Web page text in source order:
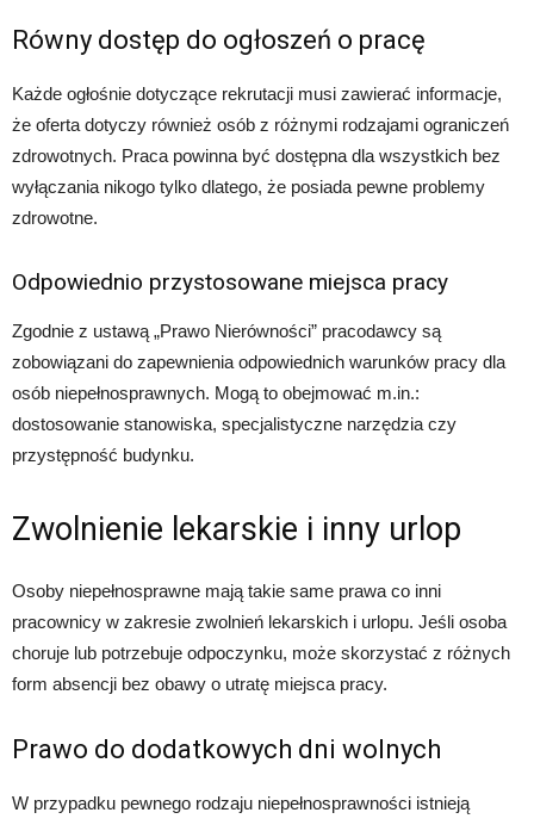
Równy dostęp do ogłoszeń o pracę
Każde ogłośnie dotyczące rekrutacji musi zawierać informacje,
że oferta dotyczy również osób z różnymi rodzajami ograniczeń
zdrowotnych. Praca powinna być dostępna dla wszystkich bez
wyłączania nikogo tylko dlatego, że posiada pewne problemy
zdrowotne.
Odpowiednio przystosowane miejsca pracy
Zgodnie z ustawą „Prawo Nierówności” pracodawcy są
zobowiązani do zapewnienia odpowiednich warunków pracy dla
osób niepełnosprawnych. Mogą to obejmować m.in.:
dostosowanie stanowiska, specjalistyczne narzędzia czy
przystępność budynku.
Zwolnienie lekarskie i inny urlop
Osoby niepełnosprawne mają takie same prawa co inni
pracownicy w zakresie zwolnień lekarskich i urlopu. Jeśli osoba
choruje lub potrzebuje odpoczynku, może skorzystać z różnych
form absencji bez obawy o utratę miejsca pracy.
Prawo do dodatkowych dni wolnych
W przypadku pewnego rodzaju niepełnosprawności istnieją